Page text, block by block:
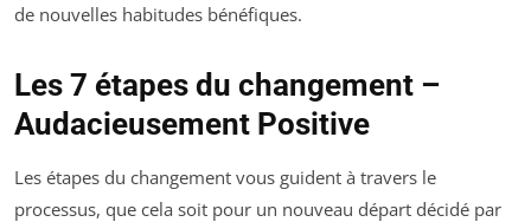
de nouvelles habitudes bénéfiques.
Les 7 étapes du changement –
Audacieusement Positive
Les étapes du changement vous guident à travers le
processus, que cela soit pour un nouveau départ décidé par